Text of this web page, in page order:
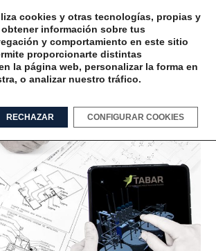
cookies y otras tecnologías, propias y
información sobre tus
y comportamiento en este sitio
proporcionarte distintas
la página web, personalizar la forma en
o analizar nuestro tráfico.
RECHAZAR CONFIGURAR COOKIES